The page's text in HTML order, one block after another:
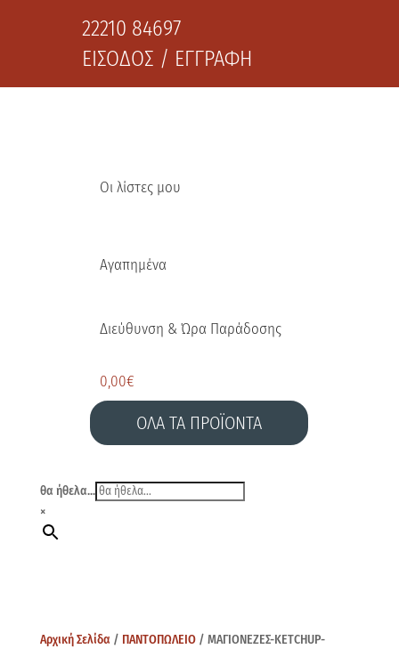
22210 84697
ΕΙΣΟΔΟΣ / ΕΓΓΡΑΦΗ
Οι λίστες μου
Αγαπημένα
Διεύθυνση & Ώρα Παράδοσης
0,00€
ΟΛΑ ΤΑ ΠΡΟΪΟΝΤΑ
θα ήθελα...
×
Αρχική Σελίδα / ΠΑΝΤΟΠΩΛΕΙΟ/ ΜΑΓΙΟΝΕΖΕΣ-KETCHUP-